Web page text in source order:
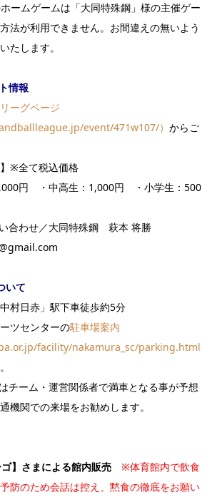
ームゲームは「大同特殊鋼」様の主催ゲー
法が利用できません。お間違えの無いよう
たします。
情報
ーグページ
event/471w107/） からご
】※全て税込価格
円 ・中高生：1,000円 ・小学生：500
合わせ／大同特殊鋼 萩本 将勝
いて
村日赤」駅下車徒歩約5分
ツセンターの駐車場案内
facility/nakamura_sc/parking.html
チーム・運営関係者で満車となる事が予想
機関での来場をお勧めします。
ゴ】さまによる館内販売 ※体育館内で飲食
防のため会話は控え、黙食の徹底をお願い